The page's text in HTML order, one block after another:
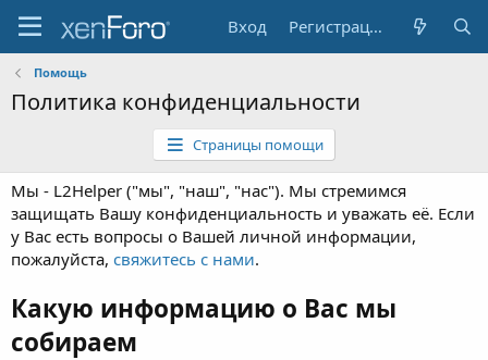
Вход Регистрация
Помощь
Политика конфиденциальности
Страницы помощи
Мы - L2Helper ("мы", "наш", "нас"). Мы стремимся
защищать Вашу конфиденциальность и уважать её. Если
у Вас есть вопросы о Вашей личной информации,
пожалуйста, свяжитесь с нами.
Какую информацию о Вас мы
собираем